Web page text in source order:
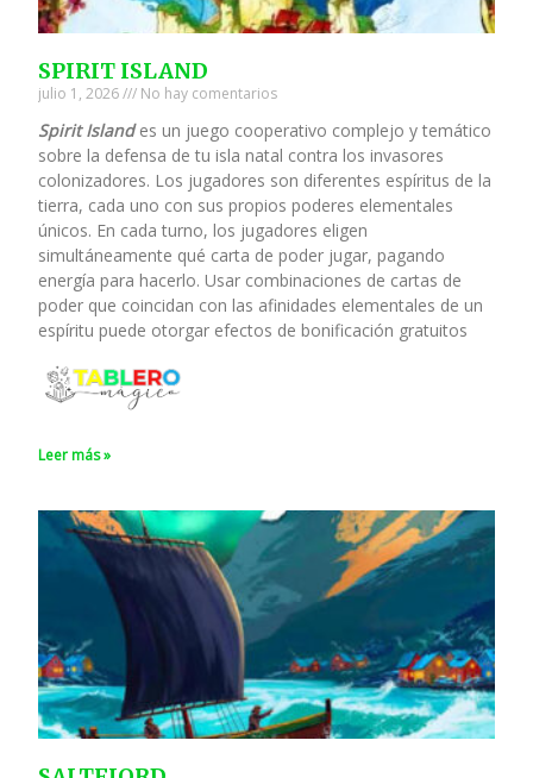
SPIRIT ISLAND
julio 1, 2026 No hay comentarios
Spirit Islandes un juego cooperativo complejo y temático
sobre la defensa de tu isla natal contra los invasores
colonizadores. Los jugadores son diferentes espíritus de la
tierra, cada uno con sus propios poderes elementales
únicos. En cada turno, los jugadores eligen
simultáneamente qué carta de poder jugar, pagando
energía para hacerlo. Usar combinaciones de cartas de
poder que coincidan con las afinidades elementales de un
espíritu puede otorgar efectos de bonificación gratuitos
Leer más »